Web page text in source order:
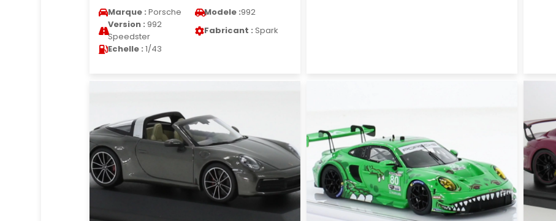
Marque : Porsche Modele :992
Version : 992
Speedster
Fabricant : Spark
Echelle : 1/43